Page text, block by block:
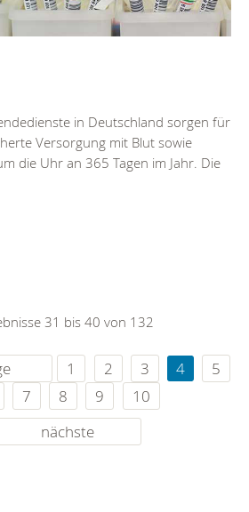
in Deutschland sorgen für
Versorgung mit Blut sowie
die Uhr an 365 Tagen im Jahr. Die
31 bis 40 von 132
1 2 3 4
5
7 8 9
10
nächste